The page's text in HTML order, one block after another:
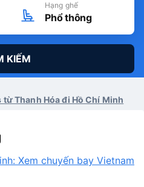
Hạng ghế
Phổ thông
KIẾM
Thanh Hóa đi Hồ Chí Minh
Xem chuyến bay Vietnam